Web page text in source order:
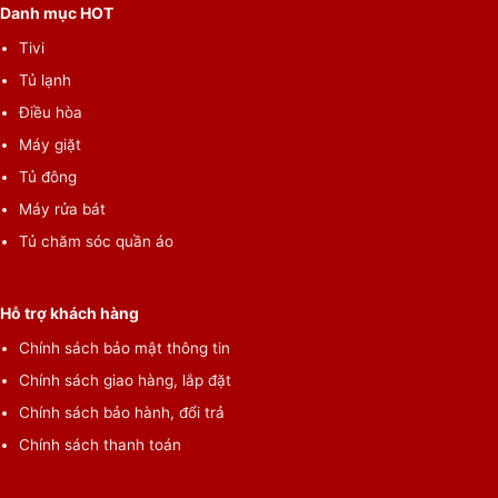
Danh mục HOT
Tivi
Tủ lạnh
Điều hòa
Máy giặt
Tủ đông
Máy rửa bát
Tủ chăm sóc quần áo
Hỗ trợ khách hàng
Chính sách bảo mật thông tin
Chính sách giao hàng, lắp đặt
Chính sách bảo hành, đổi trả
Chính sách thanh toán